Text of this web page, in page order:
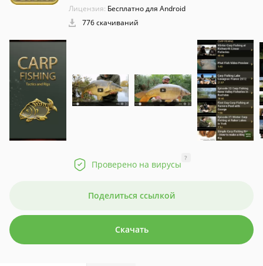
Лицензия: Бесплатно для Android
776 скачиваний
Проверено на вирусы
?
Поделиться ссылкой
Скачать